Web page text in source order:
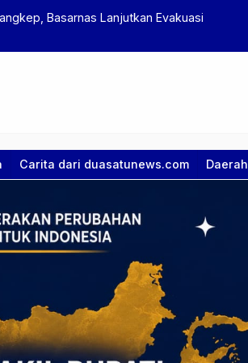
Basarnas Lanjutkan Evakuasi
Carita dari duasatunews.com Daerah